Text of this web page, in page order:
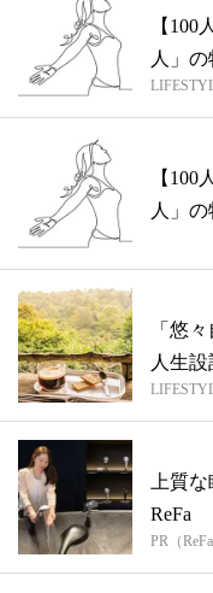
【
人」の
【
人」の
「悠
人生
介
上質
ReFa
PR（